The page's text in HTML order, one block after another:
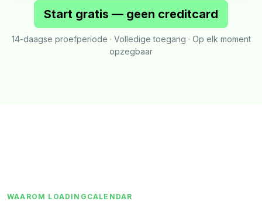
Start gratis — geen creditcard
14-daagse proefperiode · Volledige toegang · Op elk moment
opzegbaar
WAAROM LOADINGCALENDAR